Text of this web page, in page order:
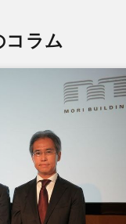
コラム